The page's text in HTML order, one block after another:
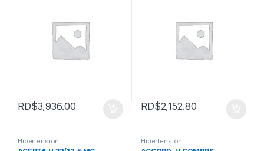
RD$3,936.00 RD$2,152.80
Hipertension Hipertension